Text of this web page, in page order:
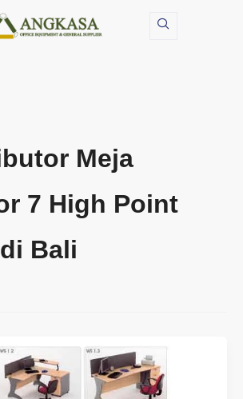
Meja
7 High Point
Bali